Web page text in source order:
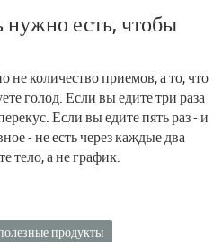
нужно есть, чтобы
количество приемов, а то, что
голод. Если вы едите три раза
Если вы едите пять раз - и
- не есть через каждые два
тело, а не график.
продукты